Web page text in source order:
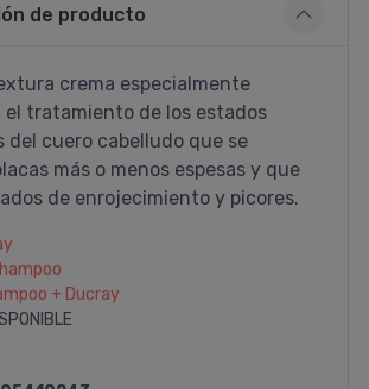
de producto
crema especialmente
el tratamiento de los estados
del cuero cabelludo que se
más o menos espesas y que
de enrojecimiento y picores.
+ Ducray